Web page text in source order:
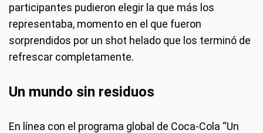
participantes pudieron elegir la que más los
representaba, momento en el que fueron
sorprendidos por un shot helado que los terminó de
refrescar completamente.
Un mundo sin residuos
En línea con el programa global de Coca-Cola “Un